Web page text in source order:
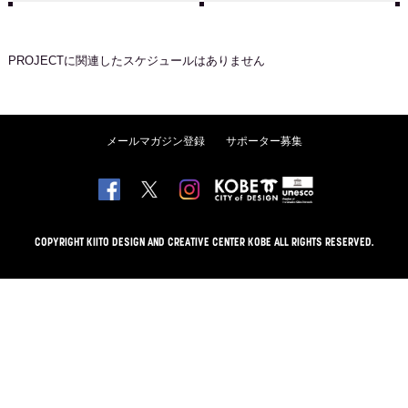
PROJECTに関連したスケジュールはありません
メールマガジン登録 サポーター募集
COPYRIGHT KIITO DESIGN AND CREATIVE CENTER KOBE ALL RIGHTS RESERVED.